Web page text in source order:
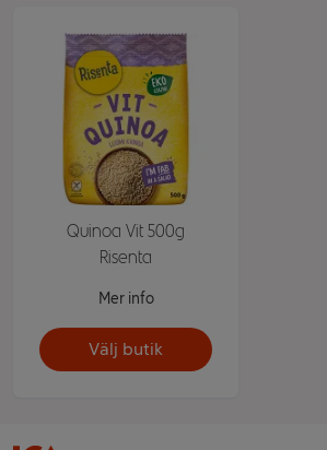
Quinoa Vit 500g
Risenta
Mer info
Välj butik